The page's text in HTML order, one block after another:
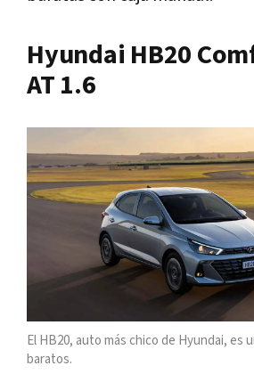
Hyundai HB20
AT 1.6
El HB20, auto más chico de Hyundai, es
baratos.